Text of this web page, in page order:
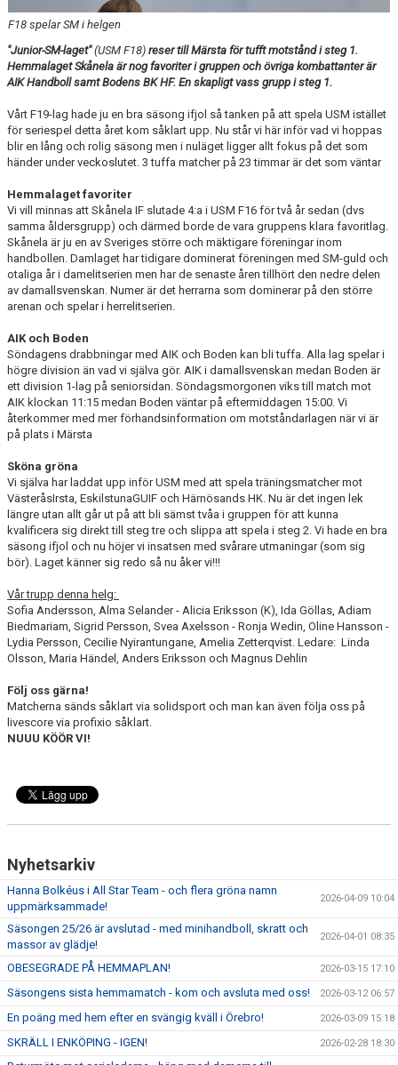
TABELL
F18 spelar SM i helgen
"Junior-SM-laget"(USM F18) reser till Märsta för tufft motstånd i steg 1.
Hemmalaget Skånela är nog favoriter i gruppen och övriga kombattanter är
AIK Handboll samt Bodens BK HF. En skapligt vass grupp i steg 1.
Vårt F19-lag hade ju en bra säsong ifjol så tanken på att spela USM istället
för seriespel detta året kom såklart upp. Nu står vi här inför vad vi hoppas
blir en lång och rolig säsong men i nuläget ligger allt fokus på det som
händer under veckoslutet. 3 tuffa matcher på 23 timmar är det som väntar
Hemmalaget favoriter
Vi vill minnas att Skånela IF slutade 4:a i USM F16 för två år sedan (dvs
samma åldersgrupp) och därmed borde de vara gruppens klara favoritlag.
Skånela är ju en av Sveriges större och mäktigare föreningar inom
handbollen. Damlaget har tidigare dominerat föreningen med SM-guld och
otaliga år i damelitserien men har de senaste åren tillhört den nedre delen
av damallsvenskan. Numer är det herrarna som dominerar på den större
arenan och spelar i herrelitserien.
AIK och Boden
Söndagens drabbningar med AIK och Boden kan bli tuffa. Alla lag spelar i
högre division än vad vi själva gör. AIK i damallsvenskan medan Boden är
ett division 1-lag på seniorsidan. Söndagsmorgonen viks till match mot
AIK klockan 11:15 medan Boden väntar på eftermiddagen 15:00. Vi
återkommer med mer förhandsinformation om motståndarlagen när vi är
på plats i Märsta
Sköna gröna
Vi själva har laddat upp inför USM med att spela träningsmatcher mot
VästeråsIrsta, EskilstunaGUIF och Härnösands HK. Nu är det ingen lek
längre utan allt går ut på att bli sämst tvåa i gruppen för att kunna
kvalificera sig direkt till steg tre och slippa att spela i steg 2. Vi hade en bra
säsong ifjol och nu höjer vi insatsen med svårare utmaningar (som sig
bör). Laget känner sig redo så nu åker vi!!!
Vår trupp denna helg:
Sofia Andersson, Alma Selander - Alicia Eriksson (K), Ida Göllas, Adiam
Biedmariam, Sigrid Persson, Svea Axelsson - Ronja Wedin, Oline Hansson -
Lydia Persson, Cecilie Nyirantungane, Amelia Zetterqvist. Ledare: Linda
Olsson, Maria Händel, Anders Eriksson och Magnus Dehlin
Följ oss gärna!
Matcherna sänds såklart via solidsport och man kan även följa oss på
livescore via profixio såklart.
NUUU KÖÖR VI!
Nyhetsarkiv
Hanna Bolkéus i All Star Team - och flera gröna namn
uppmärksammade!
2026-04-09 10:04
Säsongen 25/26 är avslutad - med minihandboll, skratt och
massor av glädje!
2026-04-01 08:35
OBESEGRADE PÅ HEMMAPLAN! 2026-03-15 17:10
Säsongens sista hemmamatch - kom och avsluta med oss! 2026-03-12 06:57
En poäng med hem efter en svängig kväll i Örebro! 2026-03-09 15:18
SKRÄLL I ENKÖPING - IGEN! 2026-02-28 18:30